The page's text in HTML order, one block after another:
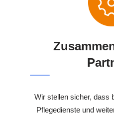
Wir stellen sicher, dass
Pflegedienste und